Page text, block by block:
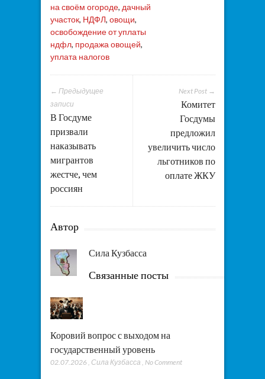
на своём огороде, дачный
участок, НДФЛ, овощи,
освобождение от уплаты
ндфл, продажа овощей,
уплата налогов
Next Post →
Комитет
Госдумы
предложил
увеличить число
льготников по
оплате ЖКУ
← Предыдущее
записи
В Госдуме
призвали
наказывать
мигрантов
жестче, чем
россиян
Автор
Сила Кузбасса
Связанные посты
Коровий вопрос с выходом на
государственный уровень
02.07.2026 , Сила Кузбасса , No Comment